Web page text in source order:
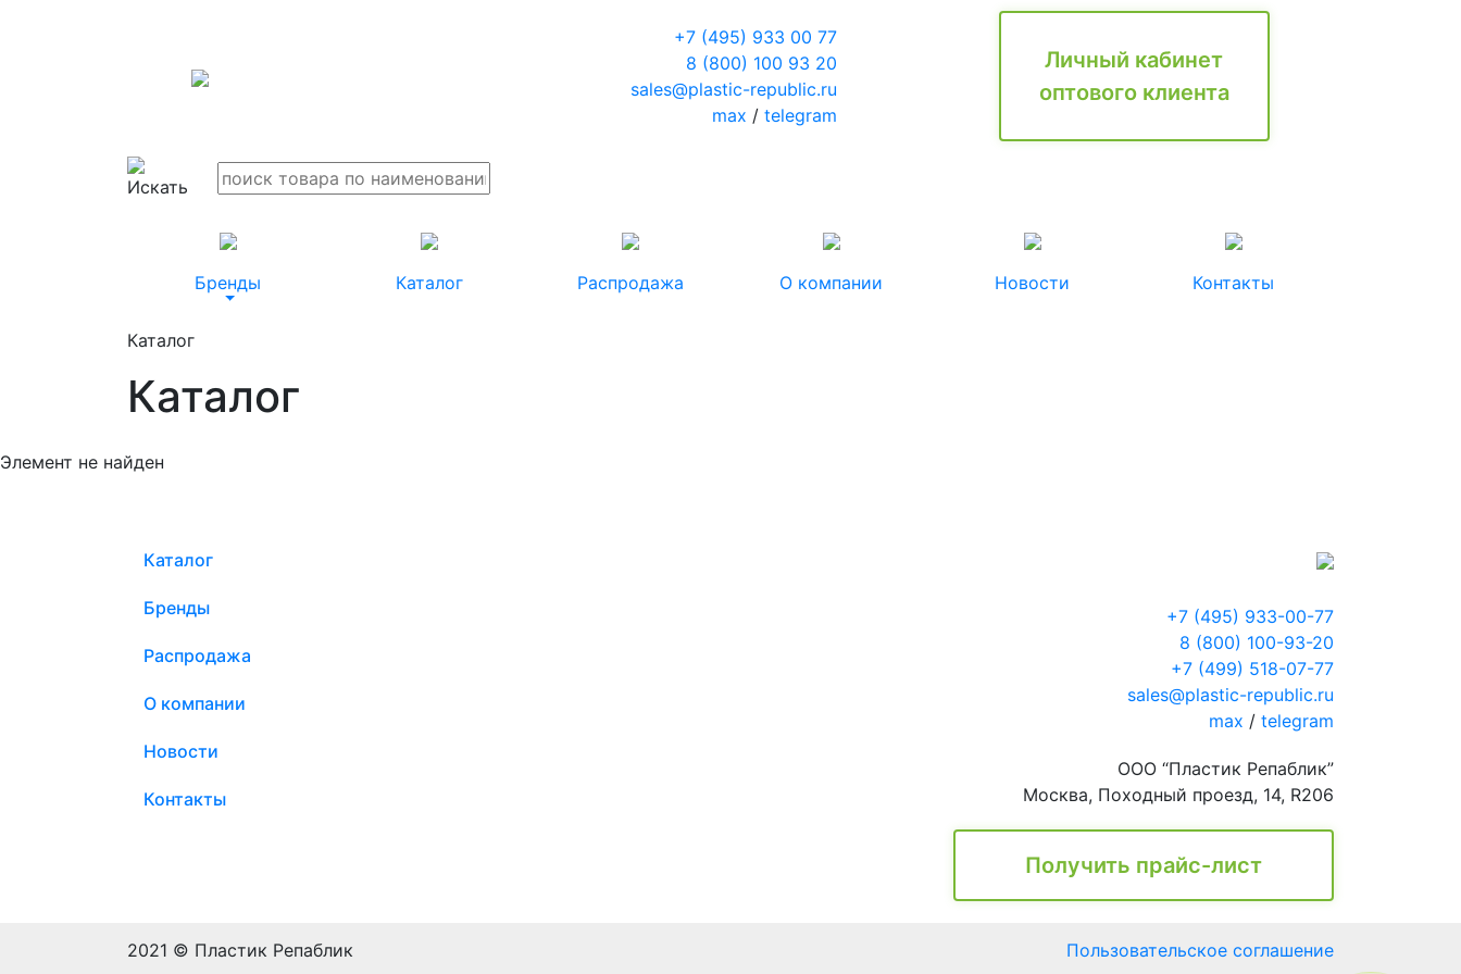
+7 (495) 933 00 77
8 (800) 100 93 20
sales@plastic-republic.ru
max / telegram
Личный кабинет
оптового клиента
Бренды Каталог Распродажа О компании Новости Контакты
Каталог
Каталог
Элемент не найден
Каталог
Бренды
Распродажа
О компании
Новости
Контакты
+7 (495) 933-00-77
8 (800) 100-93-20
+7 (499) 518-07-77
sales@plastic-republic.ru
max / telegram
ООО “Пластик Репаблик”
Москва, Походный проезд, 14, R206
Получить прайс-лист
2021 © Пластик Репаблик Пользовательское соглашение